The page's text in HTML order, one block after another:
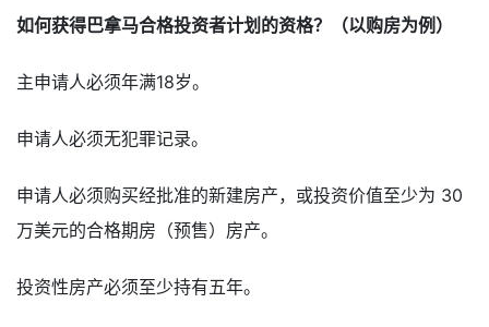
如何获得巴拿马合格投资者计划的资格？（以购房为例）
主申请人必须年满18岁。
申请人必须无犯罪记录。
申请人必须购买经批准的新建房产，或投资价值至少为 30
万美元的合格期房（预售）房产。
投资性房产必须至少持有五年。